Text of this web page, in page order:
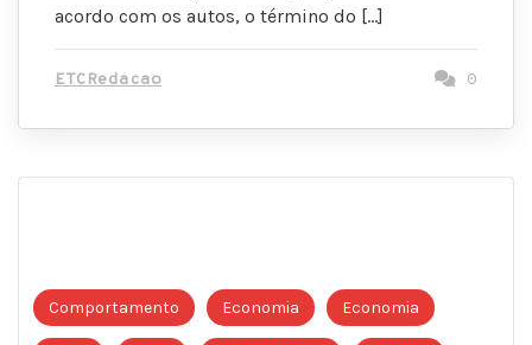
acordo com os autos, o término do […]
ETCRedacao 0
Comportamento Economia Economia